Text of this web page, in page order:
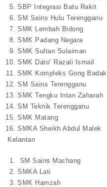
SBP Integrasi Batu Rakit
SM Sains Hulu Terengganu
SMK Lembah Bidong
SMK Padang Negara
SMK Sultan Sulaiman
SMK Dato’ Razali Ismail
SMK Kompleks Gong Badak
SM Sains Terengganu
SMK Tengku Intan Zaharah
SM Teknik Terengganu
SMK Matang
SMKA Sheikh Abdul Malek
Kelantan
SM Sains Machang
SMKA Lati
SMK Hamzah